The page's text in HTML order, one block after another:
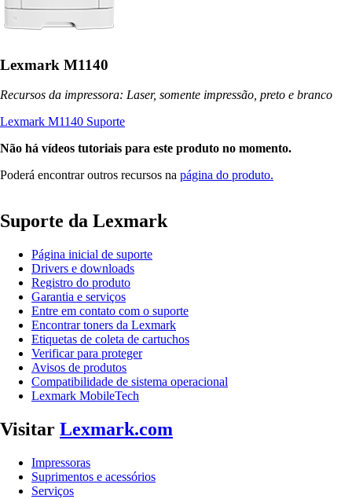
Lexmark M1140
Recursos da impressora: Laser, somente impressão, preto e branco
Lexmark M1140 Suporte
Não há vídeos tutoriais para este produto no momento.
Poderá encontrar outros recursos na página do produto.
Suporte da Lexmark
Página inicial de suporte
Drivers e downloads
Registro do produto
Garantia e serviços
Entre em contato com o suporte
Encontrar toners da Lexmark
Etiquetas de coleta de cartuchos
Verificar para proteger
Avisos de produtos
Compatibilidade de sistema operacional
Lexmark MobileTech
Visitar Lexmark.com
Impressoras
Suprimentos e acessórios
Serviços